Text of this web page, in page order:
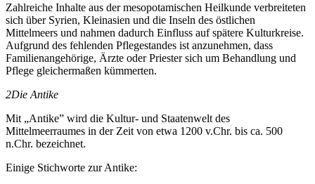
Zahlreiche Inhalte aus der mesopotamischen Heilkunde verbreiteten
sich über Syrien, Kleinasien und die Inseln des östlichen
Mittelmeers und nahmen dadurch Einfluss auf spätere Kulturkreise.
Aufgrund des fehlenden Pflegestandes ist anzunehmen, dass
Familienangehörige, Ärzte oder Priester sich um Behandlung und
Pflege gleichermaßen kümmerten.
2Die Antike
Mit „Antike” wird die Kultur- und Staatenwelt des
Mittelmeerraumes in der Zeit von etwa 1200 v.Chr. bis ca. 500
n.Chr. bezeichnet.
Einige Stichworte zur Antike: